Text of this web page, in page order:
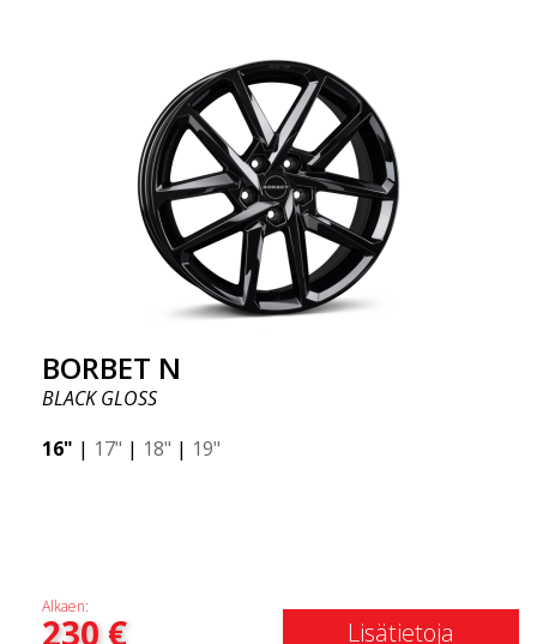
BORBET N
BLACK GLOSS
16" | 17" | 18" | 19"
Alkaen:
230€ Lisätietoja